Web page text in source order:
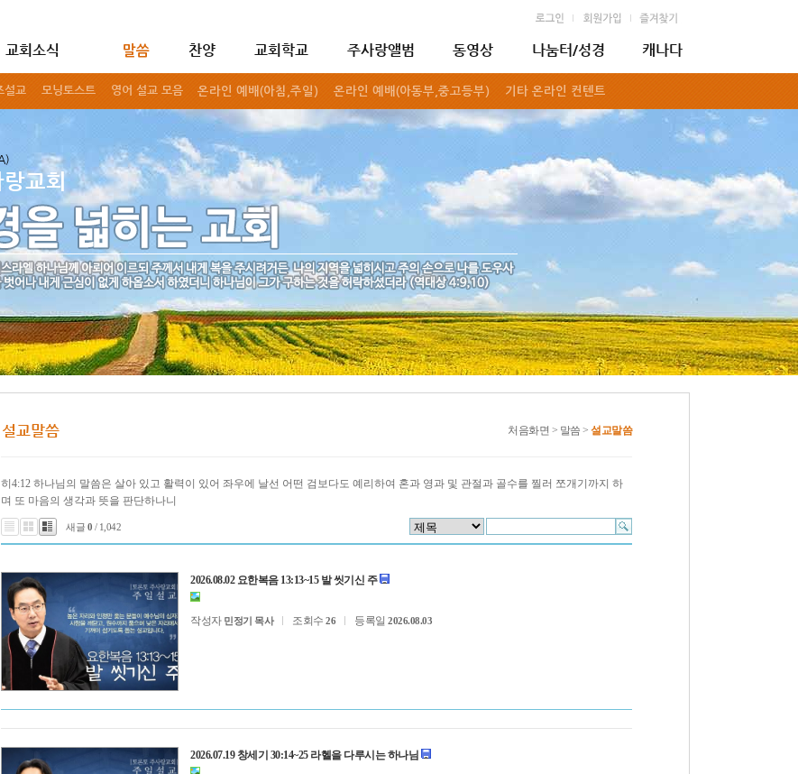
처음화면 > 말씀 > 설교말씀
히4:12 하나님의 말씀은 살아 있고 활력이 있어 좌우에 날선 어떤 검보다도 예리하여 혼과 영과 및 관절과 골수를 찔러 쪼개기까지 하
며 또 마음의 생각과 뜻을 판단하나니
새글 0 / 1,042
2026.08.02 요한복음 13:13~15 발 씻기신 주
작성자 민정기 목사 조회수 26 등록일 2026.08.03
2026.07.19 창세기 30:14~25 라헬을 다루시는 하나님